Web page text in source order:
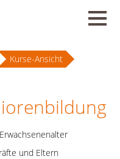
Kurse-Ansicht
und Eltern